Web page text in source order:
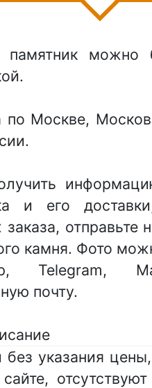
памятник можно
по Москве,
и его
заказа, отправьте
камня. Фото
Telegram,
почту.
без указания